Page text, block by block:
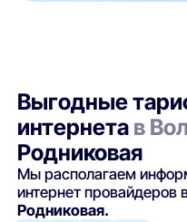
Выгодные
интернета в
Родниковая
Мы располагаем
интернет
Родниковая.